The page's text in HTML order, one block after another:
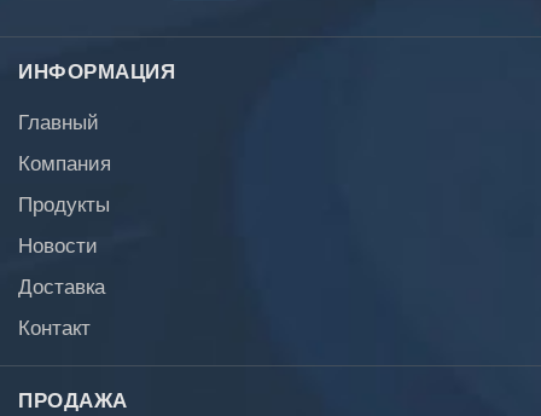
ИНФОРМАЦИЯ
Главный
Компания
Продукты
Новости
Доставка
Контакт
ПРОДАЖА